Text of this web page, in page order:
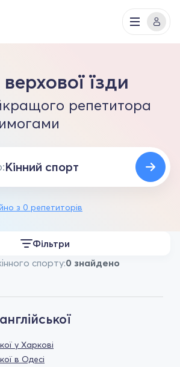
їзди
репетитора
з 0 репетиторів
спорту:0 знайдено
Фільтри
у Харкові
в Одесі